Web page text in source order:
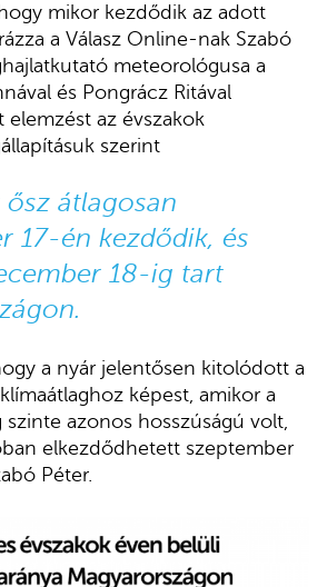
mikor kezdődik az adott
a Válasz Online-nak Szabó
meteorológusa a
és Pongrácz Ritával
elemzést az évszakok
szerint
átlagosan
17-én kezdődik, és
18-ig tart
a nyár jelentősen kitolódott a
képest, amikor a
szinte azonos hosszúságú volt,
elkezdődhetett szeptember
Péter.